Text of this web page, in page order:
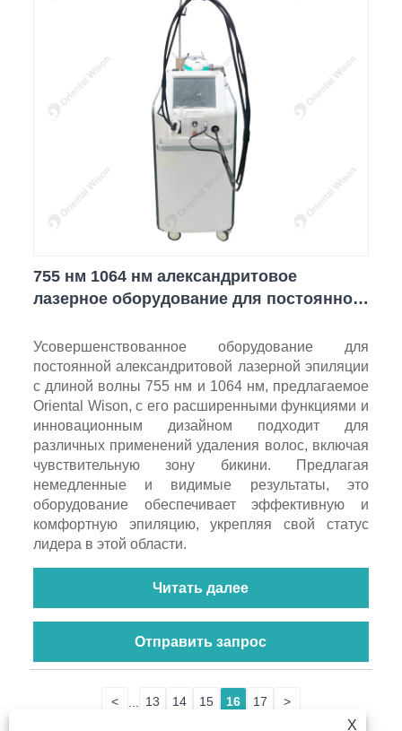
755 нм 1064 нм александритовое
лазерное оборудование для постоянной
Усовершенствованное оборудование для
постоянной александритовой лазерной эпиляции
с длиной волны 755 нм и 1064 нм, предлагаемое
Oriental Wison, с его расширенными функциями и
инновационным дизайном подходит для
различных применений удаления волос, включая
чувствительную зону бикини. Предлагая
немедленные и видимые результаты, это
оборудование обеспечивает эффективную и
комфортную эпиляцию, укрепляя свой статус
лидера в этой области.
Читать далее
Отправить запрос
< 13 14 15 16 17 >
X